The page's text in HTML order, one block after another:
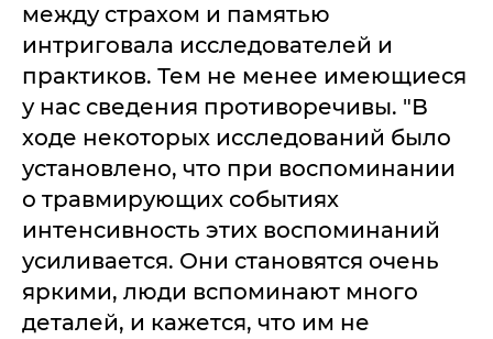
между страхом и памятью
интриговала исследователей и
практиков. Тем не менее имеющиеся
у нас сведения противоречивы. "В
ходе некоторых исследований было
установлено, что при воспоминании
о травмирующих событиях
интенсивность этих воспоминаний
усиливается. Они становятся очень
яркими, люди вспоминают много
деталей, и кажется, что им не